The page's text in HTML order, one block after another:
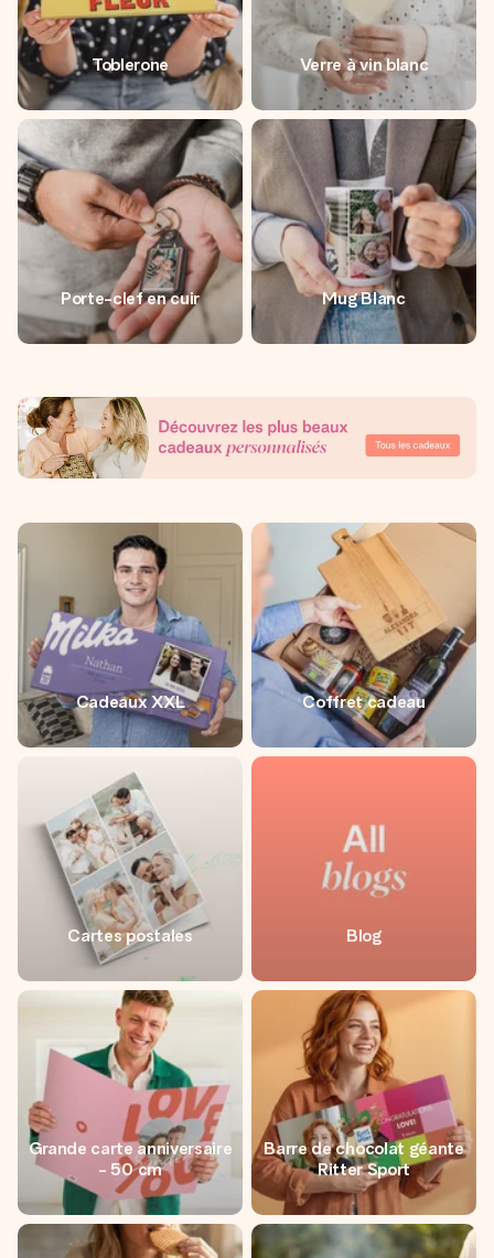
Toblerone Verre à vin blanc
Porte-clef en cuir Mug Blanc
Cadeaux XXL Coffret cadeau
Cartes postales Blog
Grande carte anniversaire
- 50 cm
Barre de chocolat géante
Ritter Sport